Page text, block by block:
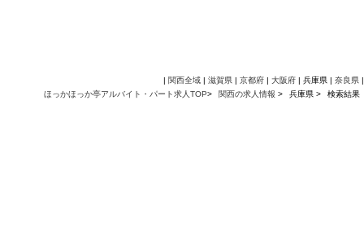
| 関西全域 | 滋賀県 | 京都府 | 大阪府 | 兵庫県 | 奈良県 |
ほっかほっか亭アルバイト・パート求人TOP> 関西の求人情報 > 兵庫県 > 検索結果